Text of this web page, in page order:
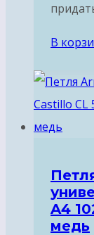
В
A4
медь